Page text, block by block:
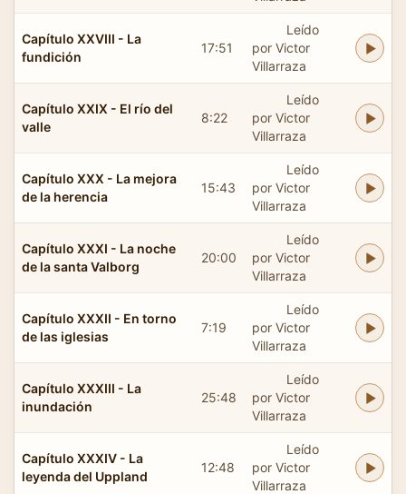
Capítulo XXVIII - La
fundición
17:51
Leído
por Victor
Villarraza
Capítulo XXIX - El río del
valle
8:22
Leído
por Victor
Villarraza
Capítulo XXX - La mejora
de la herencia
15:43
Leído
por Victor
Villarraza
Capítulo XXXI - La noche
de la santa Valborg
20:00
Leído
por Victor
Villarraza
Capítulo XXXII - En torno
de las iglesias
7:19
Leído
por Victor
Villarraza
Capítulo XXXIII - La
inundación
25:48
Leído
por Victor
Villarraza
Capítulo XXXIV - La
leyenda del Uppland
12:48
Leído
por Victor
Villarraza